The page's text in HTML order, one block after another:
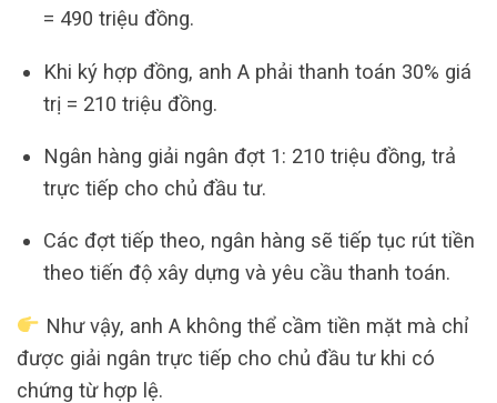
= 490 triệu đồng.
Khi ký hợp đồng, anh A phải thanh toán 30% giá
trị = 210 triệu đồng.
Ngân hàng giải ngân đợt 1: 210 triệu đồng, trả
trực tiếp cho chủ đầu tư.
Các đợt tiếp theo, ngân hàng sẽ tiếp tục rút tiền
theo tiến độ xây dựng và yêu cầu thanh toán.
Như vậy, anh A không thể cầm tiền mặt mà chỉ
được giải ngân trực tiếp cho chủ đầu tư khi có
chứng từ hợp lệ.